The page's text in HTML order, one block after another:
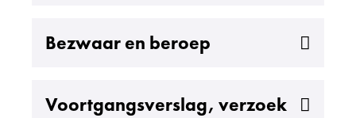
Bezwaar en beroep
Uitklappen
Voortgangsverslag, verzoek
Uitklappen